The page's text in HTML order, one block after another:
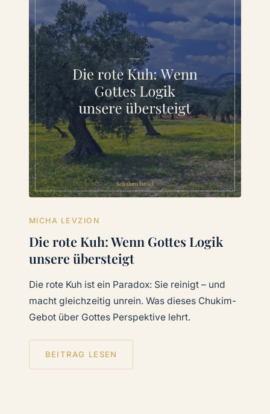
MICHA LEVZION
Die rote Kuh: Wenn Gottes Logik
unsere übersteigt
Die rote Kuh ist ein Paradox: Sie reinigt – und
macht gleichzeitig unrein. Was dieses Chukim-
Gebot über Gottes Perspektive lehrt.
BEITRAG LESEN